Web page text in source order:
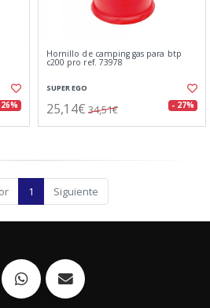
Hornillo de camping gas para btp
c200 pro ref. 73978
SUPER EGO
25,14€ 34,51€ - 27%
1 Siguiente